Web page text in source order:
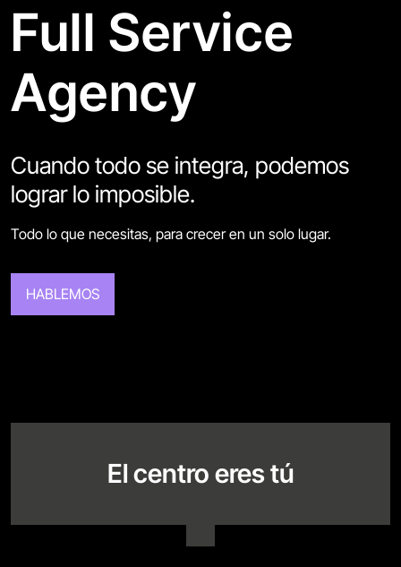
Full Service
Agency
Cuando todo se integra, podemos
lograr lo imposible.
Todo lo que necesitas, para crecer en un solo lugar.
HABLEMOS
El centro eres tú